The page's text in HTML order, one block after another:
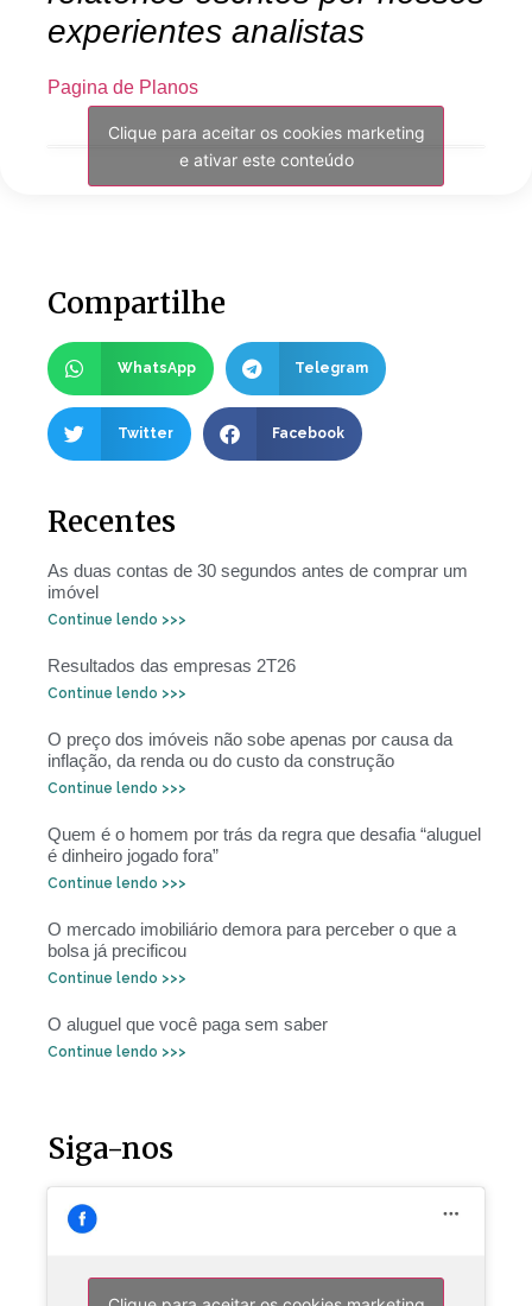
experientes analistas
Pagina de Planos
Clique para aceitar os cookies marketing
e ativar este conteúdo
Compartilhe
WhatsApp Telegram
Twitter Facebook
Recentes
As duas contas de 30 segundos antes de comprar um
imóvel
Continue lendo >>>
Resultados das empresas 2T26
Continue lendo >>>
O preço dos imóveis não sobe apenas por causa da
inflação, da renda ou do custo da construção
Continue lendo >>>
Quem é o homem por trás da regra que desafia “aluguel
é dinheiro jogado fora”
Continue lendo >>>
O mercado imobiliário demora para perceber o que a
bolsa já precificou
Continue lendo >>>
O aluguel que você paga sem saber
Continue lendo >>>
Siga-nos